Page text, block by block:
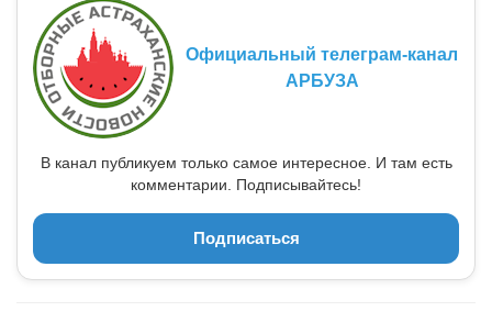
Официальный телеграм-канал
АРБУЗА
В канал публикуем только самое интересное. И там есть
комментарии. Подписывайтесь!
Подписаться